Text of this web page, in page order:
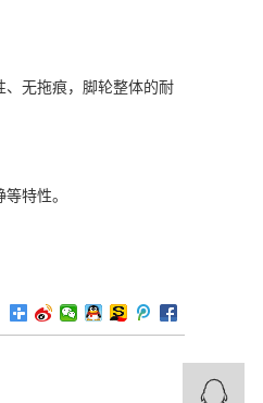
、无拖痕，脚轮整体的耐
特性。